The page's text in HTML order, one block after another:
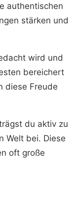
authentischen
stärken und
wird und
bereichert
diese Freude
du aktiv zu
Welt bei. Diese
oft große